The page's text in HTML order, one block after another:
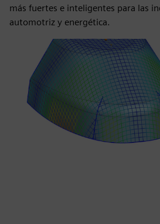
más fuertes e inteligentes para las
automotriz y energética.